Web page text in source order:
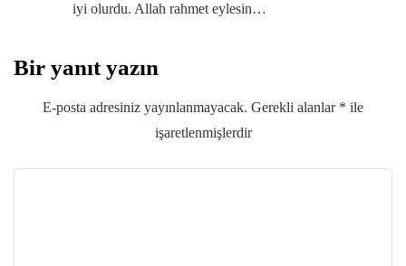
iyi olurdu. Allah rahmet eylesin…
Bir yanıt yazın
E-posta adresiniz yayınlanmayacak. Gerekli alanlar * ile
işaretlenmişlerdir